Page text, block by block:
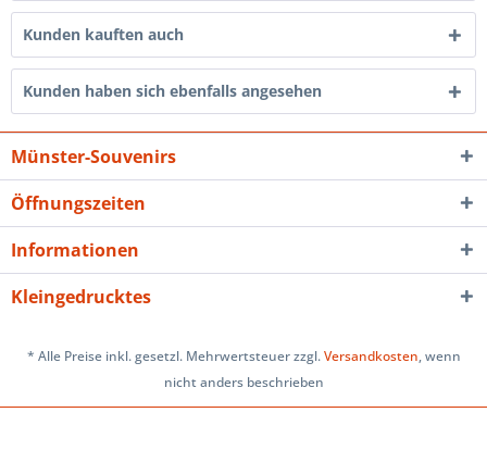
Kunden kauften auch
Kunden haben sich ebenfalls angesehen
Münster-Souvenirs
Öffnungszeiten
Informationen
Kleingedrucktes
* Alle Preise inkl. gesetzl. Mehrwertsteuer zzgl.Versandkosten, wenn
nicht anders beschrieben